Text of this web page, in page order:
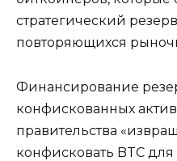
стратегический
повторяющихся
Финансирование
конфискованных
правительства
конфисковать BTC